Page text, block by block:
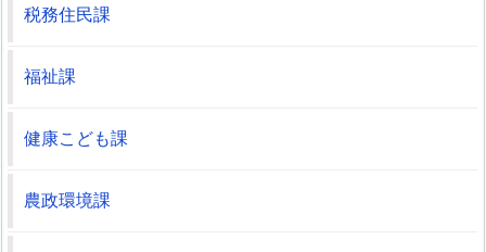
税務住民課
福祉課
健康こども課
農政環境課